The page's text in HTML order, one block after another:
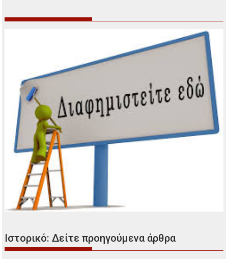
Ιστορικό: Δείτε προηγούμενα άρθρα